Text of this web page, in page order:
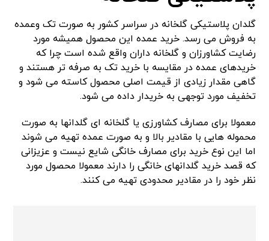
گلدان پلاستیکی گلخانه در سراسر کشور به صورت تک و‌عمده
به فروش می رسد. خرید عمده این محصول همیشه مورد
رضایت کشاورزان و گلخانه داران واقع شده است چرا که
خریدهای عمده در مقایسه با خرید تک به صرفه تر هستند و
گاهی مقدار زیادی از قیمت اصلی محصول کاسته می شود و
تخفیف مورد توجهی به خریدار داده می شود.
معمولا برای مصارف کشاورزی یا گلخانه ای گلدانها به صورت
محموله هایی با مقادیر بالا و به صورت عمده تهیه می شوند
اما این نوع خرید برای مصارف خانگی شایع نیست و عزیزانی
که قصد خرید گلدانهای خانگی را دارند معمولا محصول مورد
نظر خود را در مقادیر محدودی تهیه می کنند.